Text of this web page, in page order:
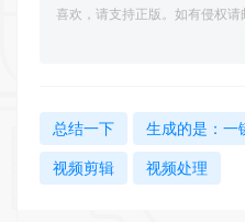
喜欢，请支持正版。如有侵权请
总结一下 生成的是：一
视频剪辑 视频处理